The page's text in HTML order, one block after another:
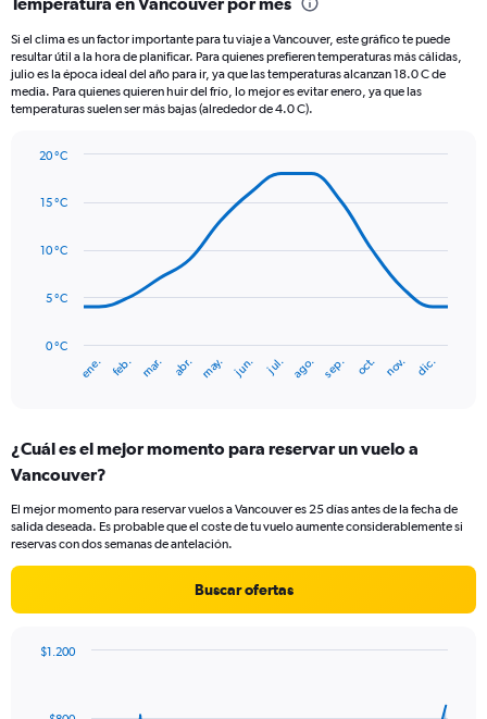
Range:
12
categories.
The
chart
has
displaying
240.
Si el clima es un factor importante para tu viaje a Vancouver, este gráfico te puede
resultar útil a la hora de planificar. Para quienes prefieren temperaturas más cálidas,
julio es la época ideal del año para ir, ya que las temperaturas alcanzan 18.0 C de
media. Para quienes quieren huir del frío, lo mejor es evitar enero, ya que las
temperaturas suelen ser más bajas (alrededor de 4.0 C).
with
data
The
has
categories.
Range:
categories.
The
chart
Y
displaying
ene. feb. mar. abr. may. jun. jul. ago. sep. oct. nov. dic.
0 °C
5 °C
10 °C
15 °C
20 °C
¿Cuál es el mejor momento para reservar un vuelo a
Vancouver?
El mejor momento para reservar vuelos a Vancouver es 25 días antes de la fecha de
salida deseada. Es probable que el coste de tu vuelo aumente considerablemente si
reservas con dos semanas de antelación.
Buscar ofertas
$1.200